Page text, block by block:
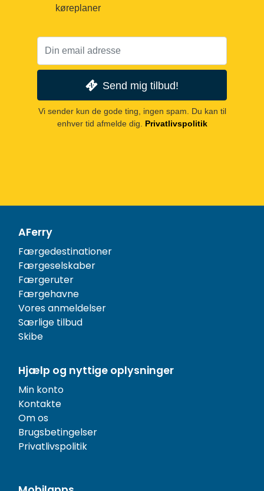
køreplaner
Send mig tilbud!
Vi sender kun de gode ting, ingen spam. Du kan til
enhver tid afmelde dig.
Privatlivspolitik
AFerry
Færgedestinationer
Færgeselskaber
Færgeruter
Færgehavne
Vores anmeldelser
Særlige tilbud
Skibe
Hjælp og nyttige oplysninger
Min konto
Kontakte
Om os
Brugsbetingelser
Privatlivspolitik